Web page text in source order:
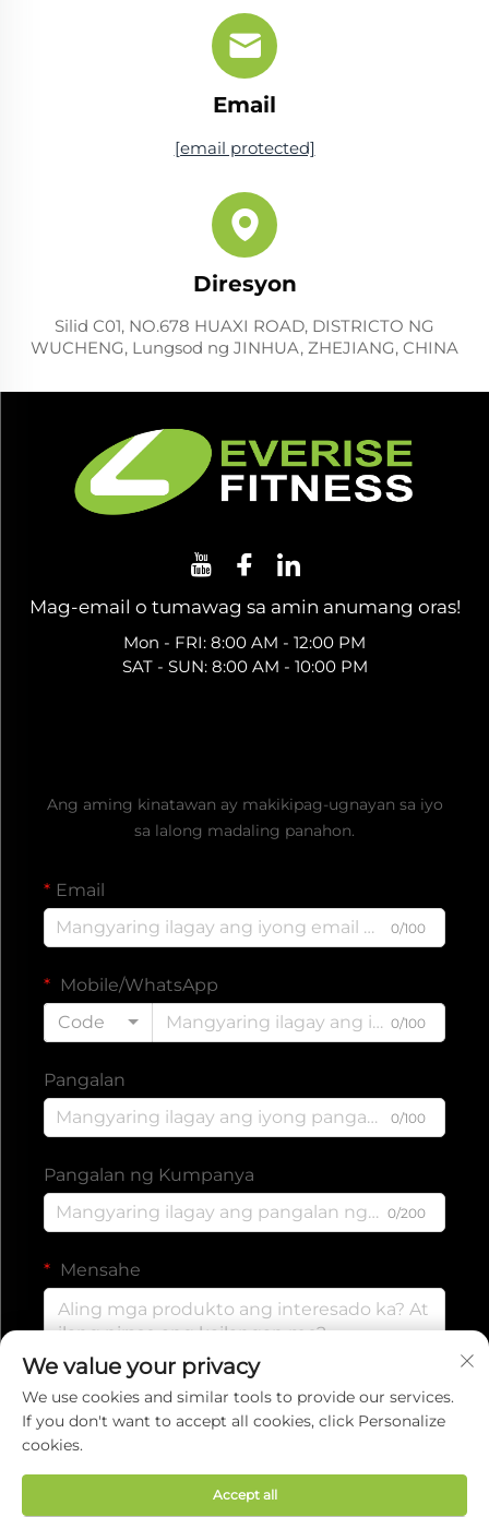
Email
[email protected]
Diresyon
Silid C01, NO.678 HUAXI ROAD, DISTRICTO NG
WUCHENG, Lungsod ng JINHUA, ZHEJIANG, CHINA
Mag-email o tumawag sa amin anumang oras!
Mon - FRI: 8:00 AM - 12:00 PM
SAT - SUN: 8:00 AM - 10:00 PM
Ang aming kinatawan ay makikipag-ugnayan sa iyo
sa lalong madaling panahon.
Email
0/100
Mobile/WhatsApp
Code
0/100
Pangalan
0/100
Pangalan ng Kumpanya
0/200
Mensahe
We value your privacy
We use cookies and similar tools to provide our services.
If you don't want to accept all cookies, click Personalize
cookies.
Accept all